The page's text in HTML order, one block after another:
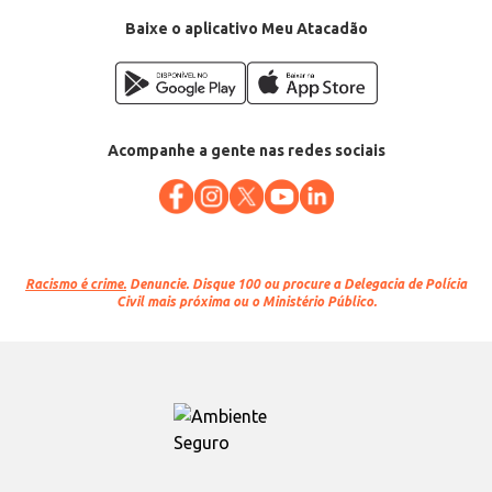
Baixe o aplicativo Meu Atacadão
Acompanhe a gente nas redes sociais
Racismo é crime. Denuncie. Disque 100 ou procure a Delegacia de Polícia
Civil mais próxima ou o Ministério Público.